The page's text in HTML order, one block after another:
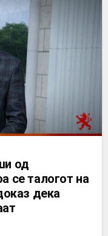
од
се талогот на
дека